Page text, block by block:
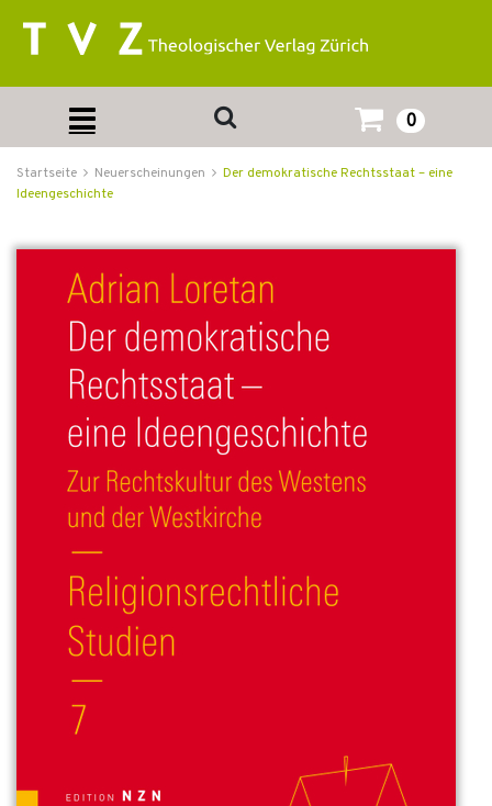
0
Startseite Neuerscheinungen
Der demokratische Rechtsstaat – eine
Ideengeschichte